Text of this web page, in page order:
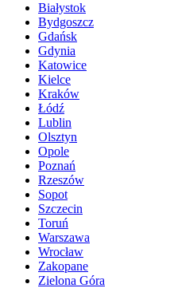
Białystok
Bydgoszcz
Gdańsk
Gdynia
Katowice
Kielce
Kraków
Łódź
Lublin
Olsztyn
Opole
Poznań
Rzeszów
Sopot
Szczecin
Toruń
Warszawa
Wrocław
Zakopane
Zielona Góra